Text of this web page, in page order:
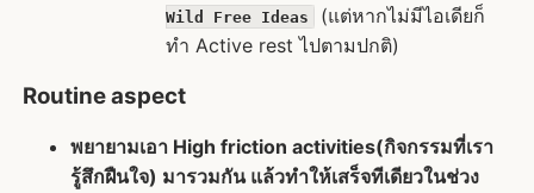
Wild Free Ideas
(แต่หากไม่มีไอเดียก็
ทำ Active rest ไปตามปกติ)
Routine aspect
พยายามเอา High friction activities(กิจกรรมที่เรา
รู้สึกฝืนใจ) มารวมกัน แล้วทำให้เสร็จทีเดียวในช่วง